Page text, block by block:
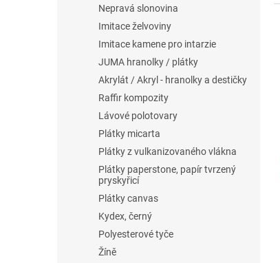
Nepravá slonovina
Imitace želvoviny
Imitace kamene pro intarzie
JUMA hranolky / plátky
Akrylát / Akryl - hranolky a destičky
Raffir kompozity
Lávové polotovary
Plátky micarta
Plátky z vulkanizovaného vlákna
Plátky paperstone, papír tvrzený
pryskyřicí
Plátky canvas
Kydex, černý
Polyesterové tyče
Žíně